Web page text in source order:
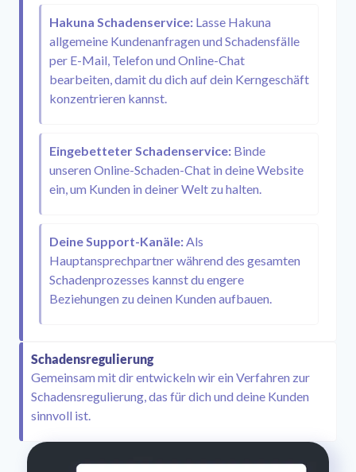
Hakuna Schadenservice: Lasse Hakuna
allgemeine Kundenanfragen und Schadensfälle
per E-Mail, Telefon und Online-Chat
bearbeiten, damit du dich auf dein Kerngeschäft
konzentrieren kannst.
Eingebetteter Schadenservice: Binde
unseren Online-Schaden-Chat in deine Website
ein, um Kunden in deiner Welt zu halten.
Deine Support-Kanäle: Als
Hauptansprechpartner während des gesamten
Schadenprozesses kannst du engere
Beziehungen zu deinen Kunden aufbauen.
Schadensregulierung
Gemeinsam mit dir entwickeln wir ein Verfahren zur
Schadensregulierung, das für dich und deine Kunden
sinnvoll ist.